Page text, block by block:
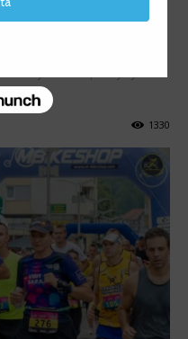
koji će biti podijeljeni
1330